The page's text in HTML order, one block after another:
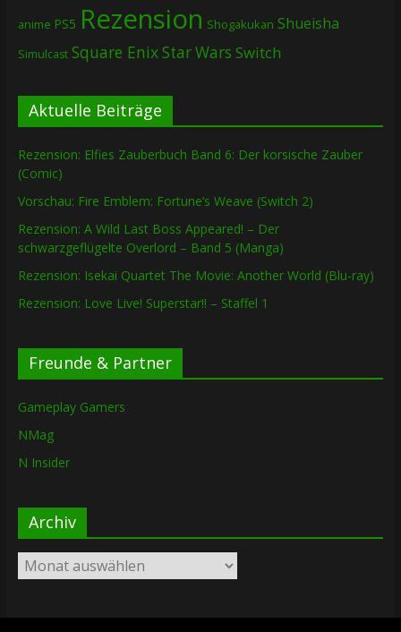
anime PS5 Rezension Shogakukan Shueisha
Simulcast Square EnixStar Wars Switch
Aktuelle Beiträge
Rezension: Elfies Zauberbuch Band 6: Der korsische Zauber
(Comic)
Vorschau: Fire Emblem: Fortune’s Weave (Switch 2)
Rezension: A Wild Last Boss Appeared! – Der
schwarzgeflügelte Overlord – Band 5 (Manga)
Rezension: Isekai Quartet The Movie: Another World (Blu-ray)
Rezension: Love Live! Superstar!! – Staffel 1
Freunde & Partner
Gameplay Gamers
NMag
N Insider
Archiv
Archiv